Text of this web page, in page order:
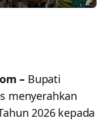
– Bupati
menyerahkan
2026 kepada